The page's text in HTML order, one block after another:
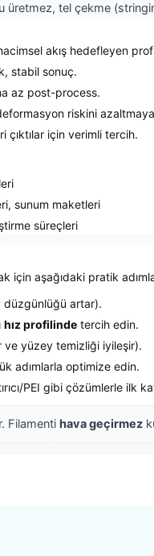
üretmez, tel çekme
akış hedefleyen
stabil sonuç.
az post-process.
riskini azaltmaya
çıktılar için verimli tercih.
sunum maketleri
süreçleri
için aşağıdaki pratik
düzgünlüğü artar).
hız profilinde tercih edin.
ve yüzey temizliği iyileşir).
adımlarla optimize edin.
PEI gibi çözümlerle ilk
Filamenti hava geçirmez